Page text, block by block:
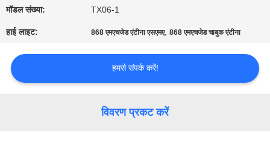
संपर्क
करें
समाचार
मॉडल संख्या: TX06-1
हाई लाइट: 868 एमएचजेड एंटीना एसएमए,868 एमएचजेड चाबुक एंटीना
हमसे संपर्क करें!
विवरण प्रकट करें